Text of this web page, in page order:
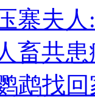
寨夫人:
畜共
鹉找